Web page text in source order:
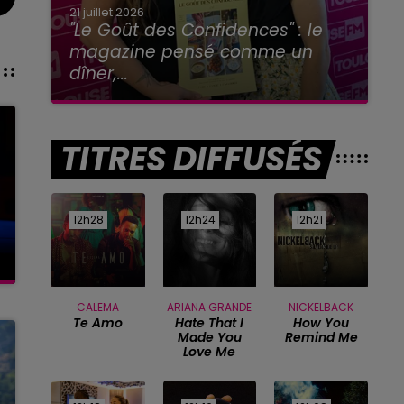
21 juillet 2026
"Le Goût des Confidences" : le
magazine pensé comme un
dîner,...
TITRES DIFFUSÉS
12h28
12h28
CALEMA
Te Amo
12h24
12h24
ARIANA GRANDE
Hate That I
Made You
Love Me
12h21
12h21
NICKELBACK
How You
Remind Me